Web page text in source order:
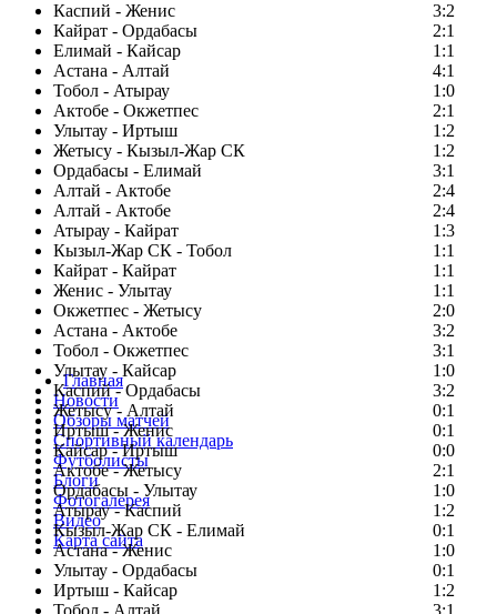
Каспий - Женис
3:2
Кайрат - Ордабасы
2:1
Елимай - Кайсар
1:1
Астана - Алтай
4:1
Тобол - Атырау
1:0
Актобе - Окжетпес
2:1
Улытау - Иртыш
1:2
Жетысу - Кызыл-Жар СК
1:2
Ордабасы - Елимай
3:1
Алтай - Актобе
2:4
Алтай - Актобе
2:4
Атырау - Кайрат
1:3
Кызыл-Жар СК - Тобол
1:1
Кайрат - Кайрат
1:1
Женис - Улытау
1:1
Окжетпес - Жетысу
2:0
Астана - Актобе
3:2
Тобол - Окжетпес
3:1
Улытау - Кайсар
1:0
Каспий - Ордабасы
3:2
Жетысу - Алтай
0:1
Иртыш - Женис
0:1
Кайсар - Иртыш
0:0
Актобе - Жетысу
2:1
Ордабасы - Улытау
1:0
Атырау - Каспий
1:2
Кызыл-Жар СК - Елимай
0:1
Астана - Женис
1:0
Улытау - Ордабасы
0:1
Иртыш - Кайсар
1:2
Главная
Новости
Обзоры матчей
Спортивный календарь
Футболисты
Блоги
Фотогалерея
Видео
Карта сайта